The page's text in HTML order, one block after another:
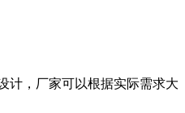
计，厂家可以根据实际需求大